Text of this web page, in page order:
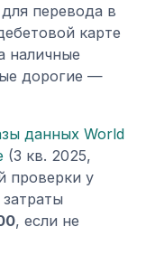
перевода в
карте
наличные
дорогие —
данных World
(3 кв. 2025,
проверки у
, если не